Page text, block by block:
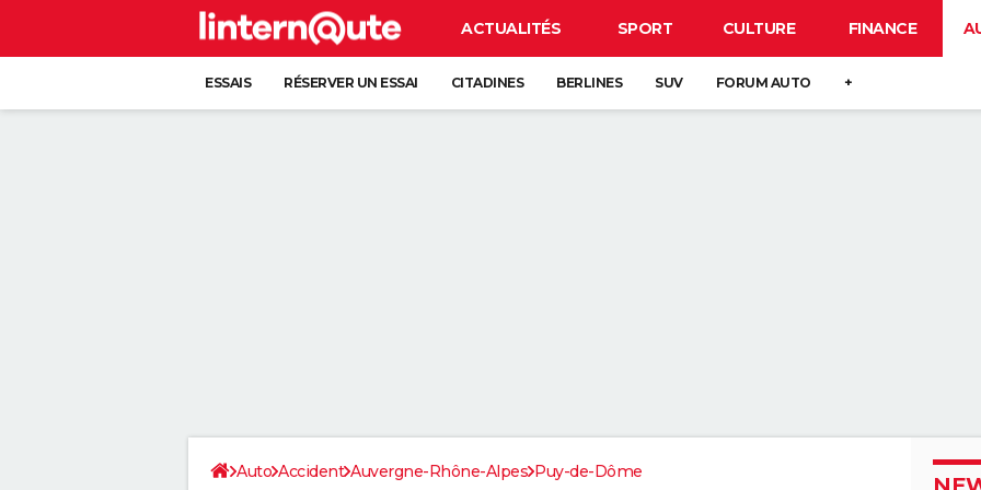
ACTUALITÉS SPORT CULTURE FINANCE
ESSAIS RÉSERVER UN ESSAI CITADINES BERLINES SUV FORUM AUTO +
Auto Accident Auvergne-Rhône-Alpes Puy-de-Dôme